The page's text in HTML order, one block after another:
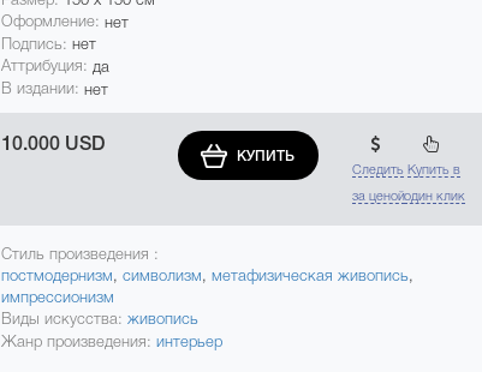
Оформление: нет
Подпись: нет
Аттрибуция: да
В издании: нет
10.000 USD
КУПИТЬ
Следить
за ценой
Купить в
один клик
Стиль произведения :
постмодернизм, символизм, метафизическая живопись,
импрессионизм
Виды искусства: живопись
Жанр произведения: интерьер